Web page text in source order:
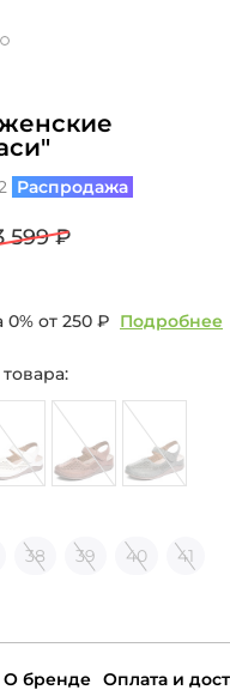
Распродажа
599 ₽
0% от 250 ₽ Подробнее
38 39 40 41
О бренде Оплата и